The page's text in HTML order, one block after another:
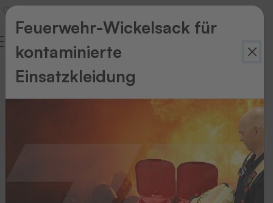
Zurück
Feuerwehr-Wickelsack für
kontaminierte
Einsatzkleidung